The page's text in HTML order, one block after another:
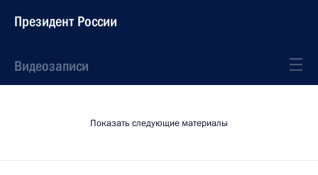
Президент России
Видеозаписи
Показать следующие материалы